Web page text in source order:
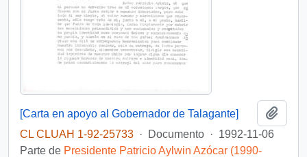
[Carta en apoyo al Gobernador de Talagante]
CL CLUAH 1-92-25733 · Documento · 1992-11-06
Parte de Presidente Patricio Aylwin Azócar (1990-